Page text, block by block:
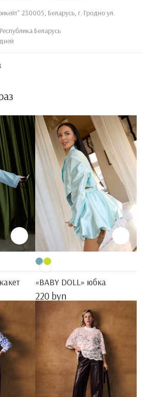
230005, Беларусь, г. Гродно ул.
Беларусь
«BABY DOLL» юбка
220 byn